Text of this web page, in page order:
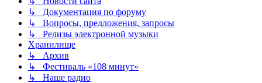
↳ Документация по форуму
↳ Вопросы, предложения, запросы
↳ Релизы электронной музыки
Хранилище
↳ Архив
↳ Фестиваль «108 минут»
↳ Наше радио